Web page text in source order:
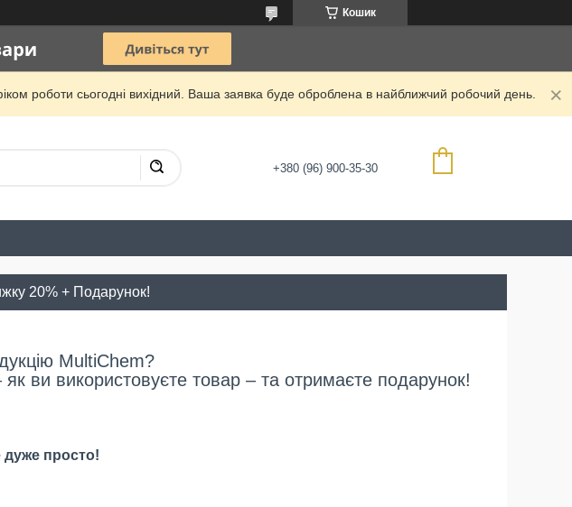
Кошик
роботи сьогодні вихідний. Ваша заявка буде оброблена в найближчий робочий день.
+380 (96) 900-35-30
20% + Подарунок!
MultiChem?
як ви використовуєте товар – та отримаєте подарунок!
дуже просто!